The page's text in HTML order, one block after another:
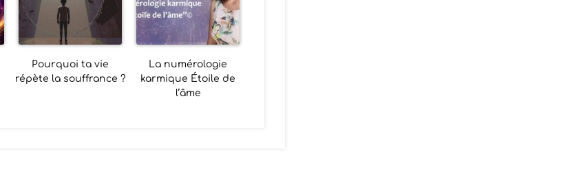
Pourquoi ta vie
répète la souffrance ?
La numérologie
karmique Étoile de
l’âme